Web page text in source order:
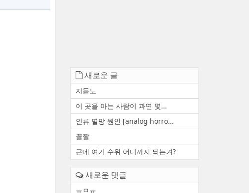
새로운 글
지듣노
이 곳을 아는 사람이 과연 몇...
인류 멸망 원인 [analog horro...
꼴짤
근데 여기 수위 어디까지 되는겨?
새로운 댓글
ㅠㅁㅠ